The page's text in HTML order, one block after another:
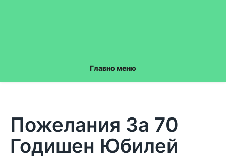
Главно меню
Пожелания За 70
Годишен Юбилей